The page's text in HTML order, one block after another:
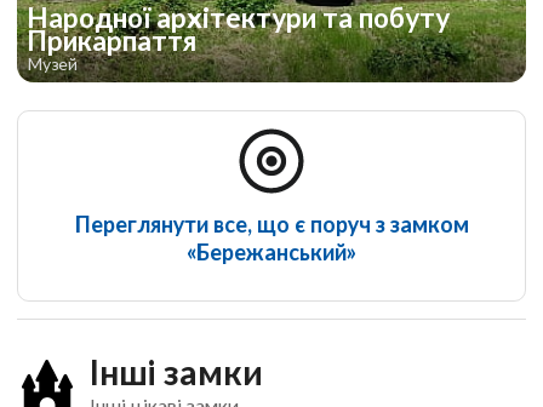
Народної архітектури та побуту
Прикарпаття
Музей
Переглянути все, що є поруч з замком
«Бережанський»
Інші замки